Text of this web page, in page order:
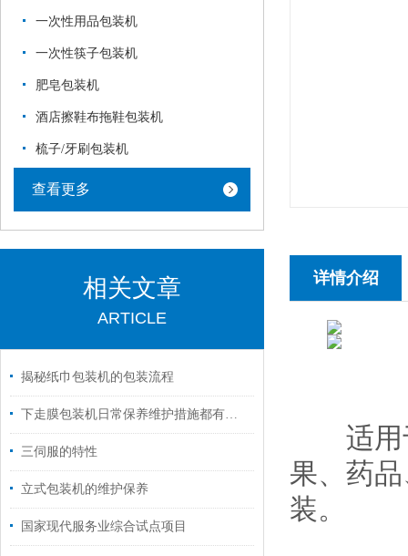
一次性用品包装机
一次性筷子包装机
肥皂包装机
酒店擦鞋布拖鞋包装机
梳子/牙刷包装机
查看更多
相关文章
ARTICLE
揭秘纸巾包装机的包装流程
下走膜包装机日常保养维护措施都有什么？
三伺服的特性
立式包装机的维护保养
国家现代服务业综合试点项目
详情介绍
适用于
果、药
装。